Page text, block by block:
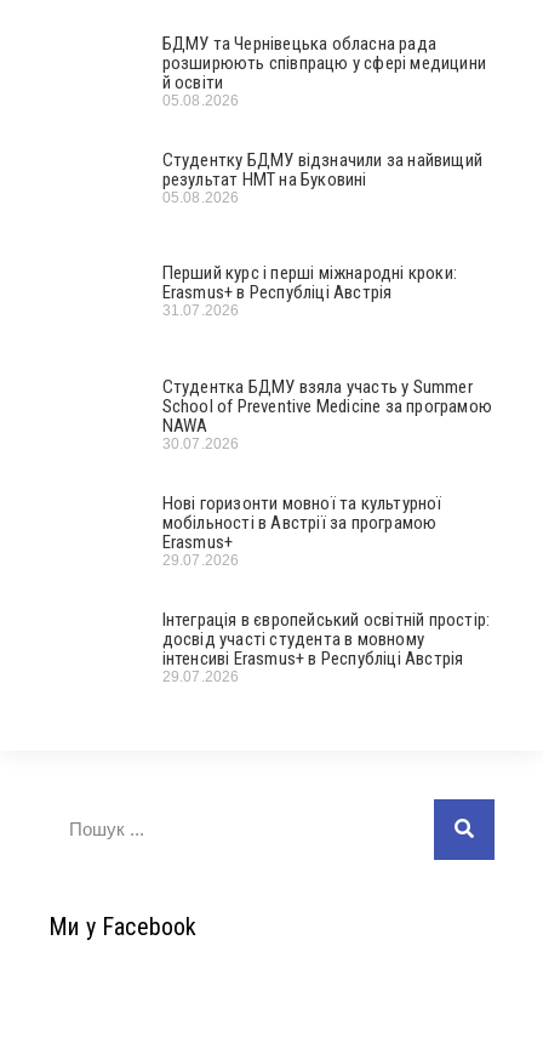
БДМУ та Чернівецька обласна рада
розширюють співпрацю у сфері медицини
й освіти
05.08.2026
Студентку БДМУ відзначили за найвищий
результат НМТ на Буковині
05.08.2026
Перший курс і перші міжнародні кроки:
Erasmus+ в Республіці Австрія
31.07.2026
Студентка БДМУ взяла участь у Summer
School of Preventive Medicine за програмою
NAWA
30.07.2026
Нові горизонти мовної та культурної
мобільності в Австрії за програмою
Erasmus+
29.07.2026
Інтеграція в європейський освітній простір:
досвід участі студента в мовному
інтенсиві Erasmus+ в Республіці Австрія
29.07.2026
Ми у Facebook